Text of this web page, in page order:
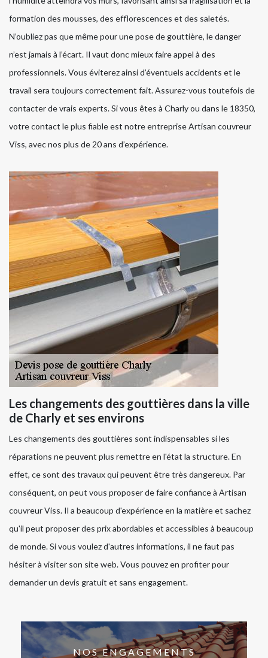
formation des mousses, des efflorescences et des saletés.
N’oubliez pas que même pour une pose de gouttière, le danger
n’est jamais à l’écart. Il vaut donc mieux faire appel à des
professionnels. Vous éviterez ainsi d’éventuels accidents et le
travail sera toujours correctement fait. Assurez-vous toutefois de
contacter de vrais experts. Si vous êtes à Charly ou dans le 18350,
votre contact le plus fiable est notre entreprise Artisan couvreur
Viss, avec nos plus de 20 ans d’expérience.
Les changements des gouttières dans la ville
de Charly et ses environs
Les changements des gouttières sont indispensables si les
réparations ne peuvent plus remettre en l'état la structure. En
effet, ce sont des travaux qui peuvent être très dangereux. Par
conséquent, on peut vous proposer de faire confiance à Artisan
couvreur Viss. Il a beaucoup d'expérience en la matière et sachez
qu'il peut proposer des prix abordables et accessibles à beaucoup
de monde. Si vous voulez d'autres informations, il ne faut pas
hésiter à visiter son site web. Vous pouvez en profiter pour
demander un devis gratuit et sans engagement.
NOS ENGAGEMENTS